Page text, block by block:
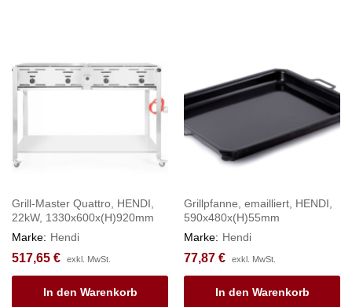
Grill-Master Quattro, HENDI,
22kW, 1330x600x(H)920mm
Marke: Hendi
517,65 € exkl. MwSt.
In den Warenkorb
Grillpfanne, emailliert, HENDI,
590x480x(H)55mm
Marke: Hendi
77,87 € exkl. MwSt.
In den Warenkorb